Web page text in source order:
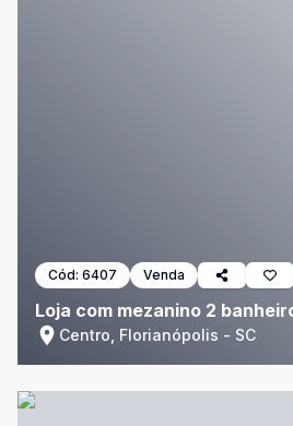
Cód: 6407 Venda
Loja com mezanino 2
Centro, Florianópolis - SC